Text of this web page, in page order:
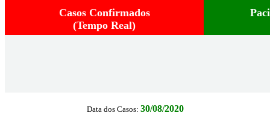
Casos Confirmados
(Tempo Real)
Data dos Casos: 30/08/2020